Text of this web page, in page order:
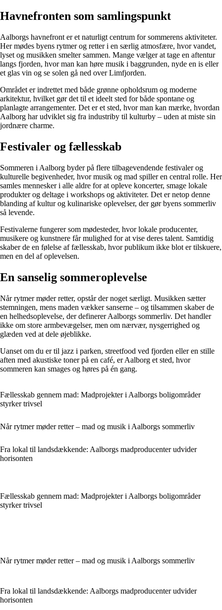
Havnefronten som samlingspunkt
Aalborgs havnefront er et naturligt centrum for sommerens aktiviteter.
Her mødes byens rytmer og retter i en særlig atmosfære, hvor vandet,
lyset og musikken smelter sammen. Mange vælger at tage en aftentur
langs fjorden, hvor man kan høre musik i baggrunden, nyde en is eller
et glas vin og se solen gå ned over Limfjorden.
Området er indrettet med både grønne opholdsrum og moderne
arkitektur, hvilket gør det til et ideelt sted for både spontane og
planlagte arrangementer. Det er et sted, hvor man kan mærke, hvordan
Aalborg har udviklet sig fra industriby til kulturby – uden at miste sin
jordnære charme.
Festivaler og fællesskab
Sommeren i Aalborg byder på flere tilbagevendende festivaler og
kulturelle begivenheder, hvor musik og mad spiller en central rolle. Her
samles mennesker i alle aldre for at opleve koncerter, smage lokale
produkter og deltage i workshops og aktiviteter. Det er netop denne
blanding af kultur og kulinariske oplevelser, der gør byens sommerliv
så levende.
Festivalerne fungerer som mødesteder, hvor lokale producenter,
musikere og kunstnere får mulighed for at vise deres talent. Samtidig
skaber de en følelse af fællesskab, hvor publikum ikke blot er tilskuere,
men en del af oplevelsen.
En sanselig sommeroplevelse
Når rytmer møder retter, opstår der noget særligt. Musikken sætter
stemningen, mens maden vækker sanserne – og tilsammen skaber de
en helhedsoplevelse, der definerer Aalborgs sommerliv. Det handler
ikke om store armbevægelser, men om nærvær, nysgerrighed og
glæden ved at dele øjeblikke.
Uanset om du er til jazz i parken, streetfood ved fjorden eller en stille
aften med akustiske toner på en café, er Aalborg et sted, hvor
sommeren kan smages og høres på én gang.
Fællesskab gennem mad: Madprojekter i Aalborgs boligområder
styrker trivsel
Når rytmer møder retter – mad og musik i Aalborgs sommerliv
Fra lokal til landsdækkende: Aalborgs madproducenter udvider
horisonten
Fællesskab gennem mad: Madprojekter i Aalborgs boligområder
styrker trivsel
Når rytmer møder retter – mad og musik i Aalborgs sommerliv
Fra lokal til landsdækkende: Aalborgs madproducenter udvider
horisonten